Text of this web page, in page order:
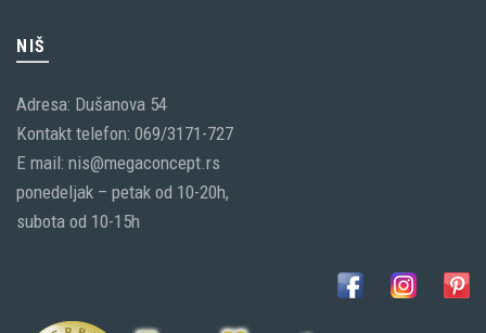
NIŠ
Adresa: Dušanova 54
Kontakt telefon: 069/3171-727
E mail: nis@megaconcept.rs
ponedeljak – petak od 10-20h,
subota od 10-15h